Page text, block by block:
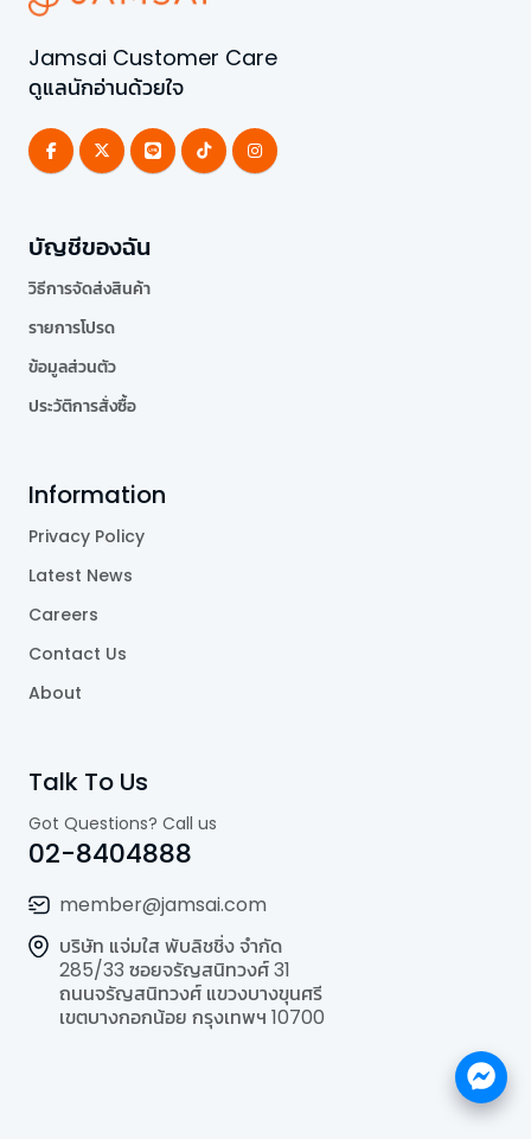
Jamsai Customer Care
ดูแลนักอ่านด้วยใจ
บัญชีของฉัน
วิธีการจัดส่งสินค้า
รายการโปรด
ข้อมูลส่วนตัว
ประวัติการสั่งซื้อ
Information
Privacy Policy
Latest News
Careers
Contact Us
About
Talk To Us
Got Questions? Call us
02-8404888
member@jamsai.com
บริษัท แจ่มใส พับลิชชิ่ง จำกัด
285/33 ซอยจรัญสนิทวงศ์ 31
ถนนจรัญสนิทวงศ์ แขวงบางขุนศรี
เขตบางกอกน้อย กรุงเทพฯ 10700